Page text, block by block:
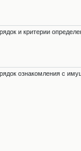
и критерии
ознакомления с